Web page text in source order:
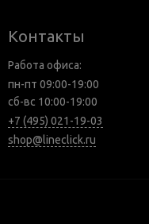
Контакты
Работа офиса:
пн-пт 09:00-19:00
сб-вс 10:00-19:00
+7 (495) 021-19-03
shop@lineclick.ru